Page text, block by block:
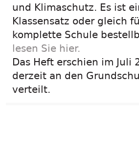
und Klimaschutz. Es ist
Klassensatz oder gleich
komplette Schule
lesen Sie hier.
Das Heft erschien im Juli
derzeit an den
verteilt.